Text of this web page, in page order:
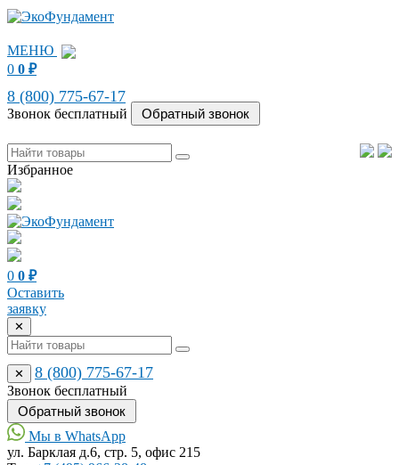
МЕНЮ
0 0 ₽
8 (800) 775-67-17
Звонок бесплатный
Избранное
0 0 ₽
Оставить
заявку
✕
✕ 8 (800) 775-67-17
Звонок бесплатный
Мы в WhatsApp
ул. Барклая д.6, стр. 5, офис 215